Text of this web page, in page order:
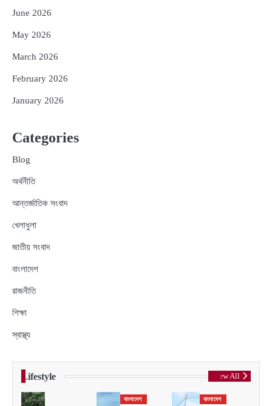
June 2026
May 2026
March 2026
February 2026
January 2026
Categories
Blog
অর্থনীতি
আন্তর্জাতিক সংবাদ
খেলাধুলা
জাতীয় সংবাদ
বাংলাদেশ
রাজনীতি
শিক্ষা
স্বাস্থ্য
Lifestyle View All
বাংলাদেশ বাংলাদেশ